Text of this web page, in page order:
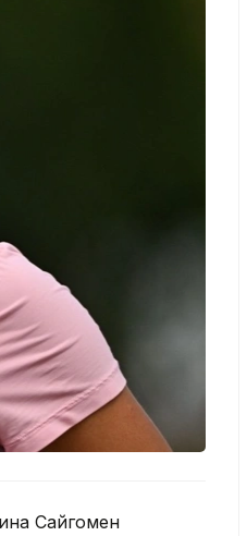
Сайгомен